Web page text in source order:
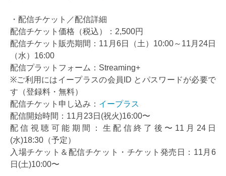
・配信チケット／配信詳細
配信チケット価格（税込）：2,500円
配信チケット販売期間：11月6日（土）10:00～11月24日
（水）16:00
配信プラットフォーム：Streaming+
※ご利用にはイープラスの会員ID とパスワードが必要で
す（登録料・無料）
配信チケット申し込み： イープラス
配信開始時間：11月23日(祝火)16:00〜
配信視聴可能期間：生配信終了後〜11月24日
(水)18:30（予定）
入場チケット＆配信チケット・チケット発売日：11月6
日(土)10:00〜